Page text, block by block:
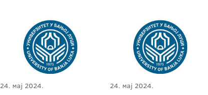
24. мај 2024. 24. мај 2024.